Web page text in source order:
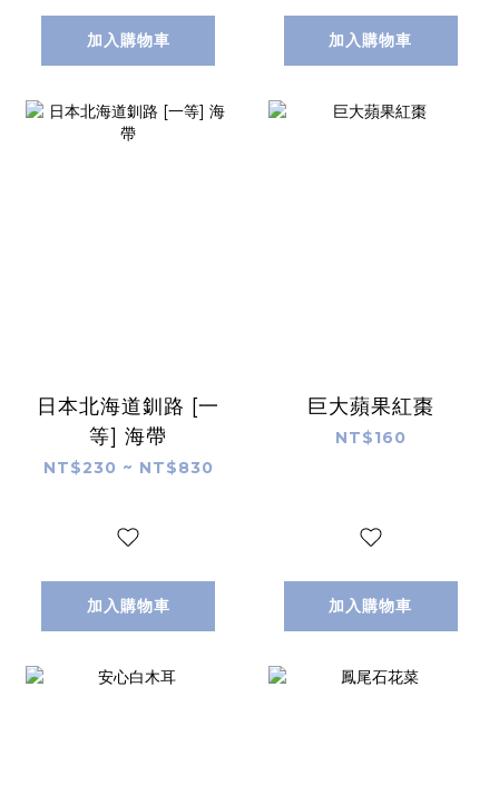
加入購物車 加入購物車
日本北海道釧路 [一
等] 海帶
NT$230 ~ NT$830
加入購物車
巨大蘋果紅棗
NT$160
加入購物車